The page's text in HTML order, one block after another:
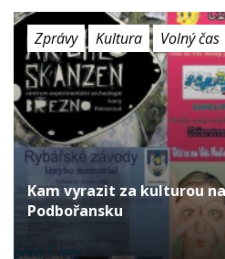
Zprávy Kultura Volný čas
Kam vyrazit za kulturou
Podbořansku
před 5 lety